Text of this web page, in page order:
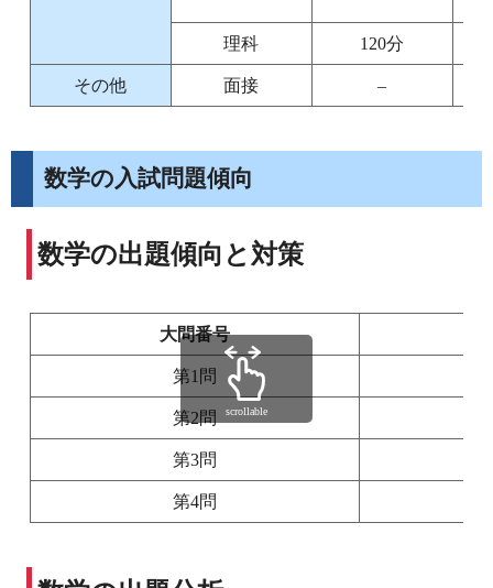
理科 120分
その他 面接 –
数学の入試問題傾向
数学の出題傾向と対策
大問番号
第1問
第2問
第3問
第4問
scrollable